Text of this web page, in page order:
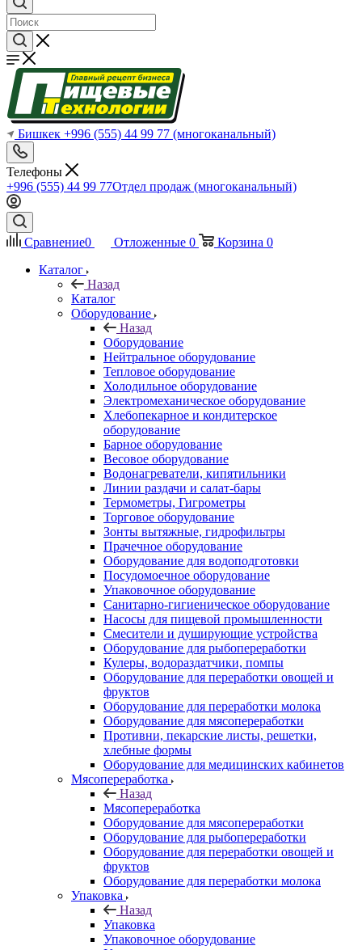
Бишкек +996 (555) 44 99 77 (многоканальный)
Телефоны
+996 (555) 44 99 77Отдел продаж (многоканальный)
Сравнение0 Отложенные 0 Корзина 0
Каталог
Назад
Каталог
Оборудование
Назад
Оборудование
Нейтральное оборудование
Тепловое оборудование
Холодильное оборудование
Электромеханическое оборудование
Хлебопекарное и кондитерское
оборудование
Барное оборудование
Весовое оборудование
Водонагреватели, кипятильники
Линии раздачи и салат-бары
Термометры, Гигрометры
Торговое оборудование
Зонты вытяжные, гидрофильтры
Прачечное оборудование
Оборудование для водоподготовки
Посудомоечное оборудование
Упаковочное оборудование
Санитарно-гигиеническое оборудование
Насосы для пищевой промышленности
Смесители и душирующие устройства
Оборудование для рыбопереработки
Кулеры, водораздатчики, помпы
Оборудование для переработки овощей и
фруктов
Оборудование для переработки молока
Оборудование для мясопереработки
Противни, пекарские листы, решетки,
хлебные формы
Оборудование для медицинских кабинетов
Мясопереработка
Назад
Мясопереработка
Оборудование для мясопереработки
Оборудование для рыбопереработки
Оборудование для переработки овощей и
фруктов
Оборудование для переработки молока
Упаковка
Назад
Упаковка
Упаковочное оборудование